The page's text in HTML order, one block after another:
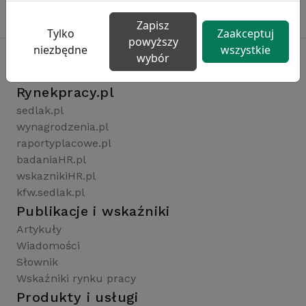
Rynekpracy.pl
sedlak.pl
wynagrodzenia.pl
raportyplacowe.pl
badaniaHR.pl
wskaznikiHR.pl
kfw.sedlak.pl
Publikacje i wskaźniki
Artykuły
Wiadomości
Słownik
Wskaźniki rynku pracy
Produkty i usługi
Tylko
niezbędne
Zapisz
powyższy
wybór
Zaakceptuj
wszystkie